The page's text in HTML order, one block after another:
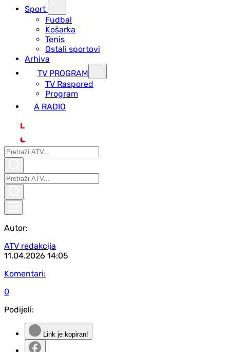
Sport
Fudbal
Košarka
Tenis
Ostali sportovi
Arhiva
TV PROGRAM
ТV Raspored
Program
A RADIO
L
Autor:
ATV redakcija
11.04.2026 14:05
Komentari:
0
Podijeli:
Link je kopiran!